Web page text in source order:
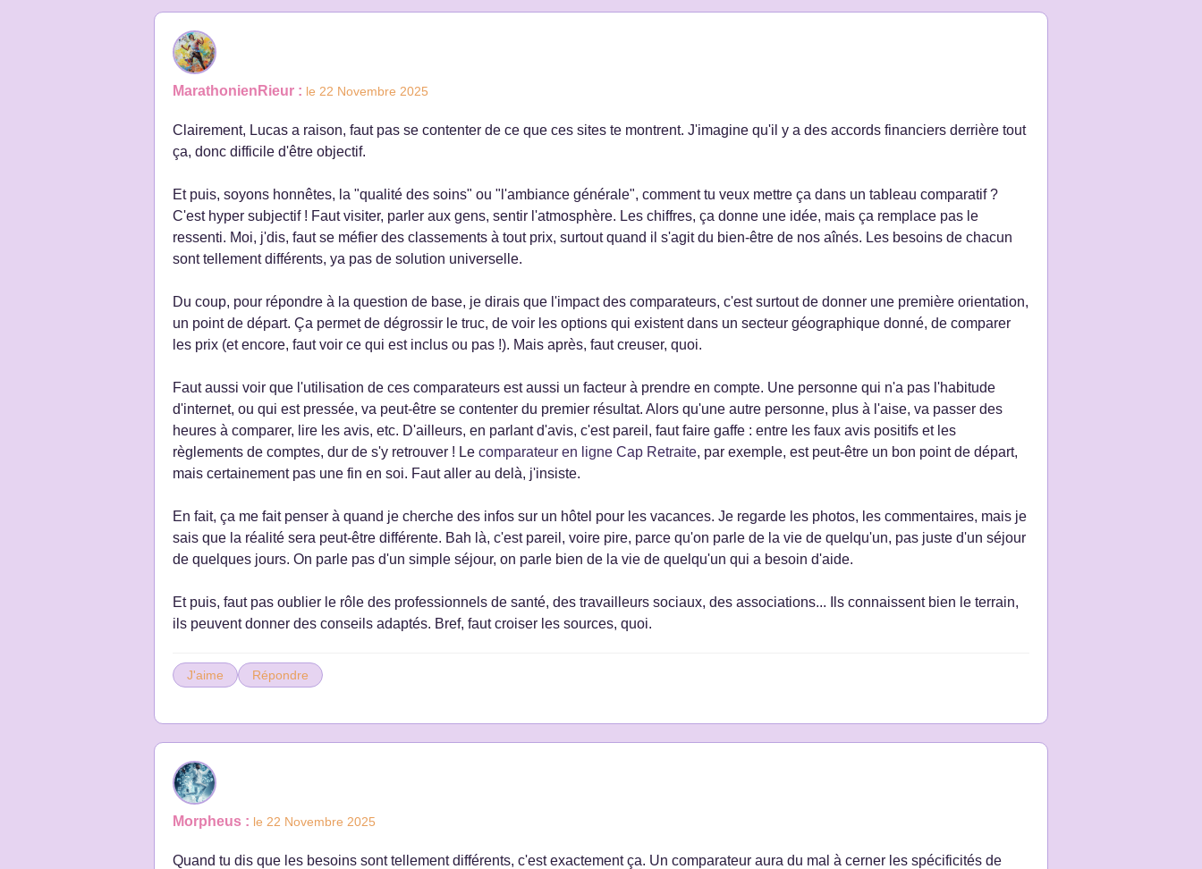
MarathonienRieur : le 22 Novembre 2025
Clairement, Lucas a raison, faut pas se contenter de ce que ces sites te montrent. J'imagine qu'il y a des accords financiers derrière tout
ça, donc difficile d'être objectif.
Et puis, soyons honnêtes, la "qualité des soins" ou "l'ambiance générale", comment tu veux mettre ça dans un tableau comparatif ?
C'est hyper subjectif ! Faut visiter, parler aux gens, sentir l'atmosphère. Les chiffres, ça donne une idée, mais ça remplace pas le
ressenti. Moi, j'dis, faut se méfier des classements à tout prix, surtout quand il s'agit du bien-être de nos aînés. Les besoins de chacun
sont tellement différents, ya pas de solution universelle.
Du coup, pour répondre à la question de base, je dirais que l'impact des comparateurs, c'est surtout de donner une première orientation,
un point de départ. Ça permet de dégrossir le truc, de voir les options qui existent dans un secteur géographique donné, de comparer
les prix (et encore, faut voir ce qui est inclus ou pas !). Mais après, faut creuser, quoi.
Faut aussi voir que l'utilisation de ces comparateurs est aussi un facteur à prendre en compte. Une personne qui n'a pas l'habitude
d'internet, ou qui est pressée, va peut-être se contenter du premier résultat. Alors qu'une autre personne, plus à l'aise, va passer des
heures à comparer, lire les avis, etc. D'ailleurs, en parlant d'avis, c'est pareil, faut faire gaffe : entre les faux avis positifs et les
règlements de comptes, dur de s'y retrouver ! Le comparateur en ligne Cap Retraite, par exemple, est peut-être un bon point de départ,
mais certainement pas une fin en soi. Faut aller au delà, j'insiste.
En fait, ça me fait penser à quand je cherche des infos sur un hôtel pour les vacances. Je regarde les photos, les commentaires, mais je
sais que la réalité sera peut-être différente. Bah là, c'est pareil, voire pire, parce qu'on parle de la vie de quelqu'un, pas juste d'un séjour
de quelques jours. On parle pas d'un simple séjour, on parle bien de la vie de quelqu'un qui a besoin d'aide.
Et puis, faut pas oublier le rôle des professionnels de santé, des travailleurs sociaux, des associations... Ils connaissent bien le terrain,
ils peuvent donner des conseils adaptés. Bref, faut croiser les sources, quoi.
J'aime Répondre
Morpheus : le 22 Novembre 2025
Quand tu dis que les besoins sont tellement différents, c'est exactement ça. Un comparateur aura du mal à cerner les spécificités de